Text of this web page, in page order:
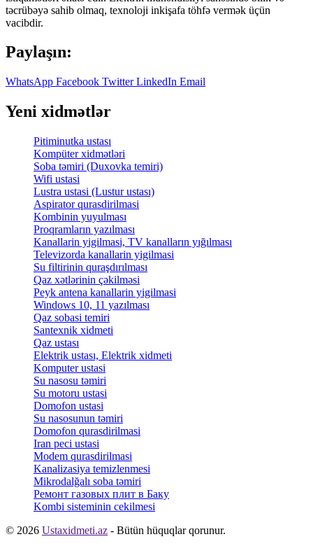
təcrübəyə sahib olmaq, texnoloji inkişafa töhfə vermək üçün
vacibdir.
Paylaşın:
WhatsApp Facebook TwitterLinkedIn Email
Yeni xidmətlər
Pitiminutka ustası
Kompüter xidmətləri
Soba təmiri (Duxovka temiri)
Wifi ustasi
Lustra ustasi (Lustur ustası)
Aspirator qurasdirilmasi
Kombinin yuyulması
Proqramların yazılması
Kanallarin yigilmasi, TV kanalların yığılması
Televizorda kanallarin yigilmasi
Su filtirinin quraşdırılması
Qaz xətlərinin çəkilməsi
Peyk antena kanallarin yigilmasi
Windows 10, 11 yazılması
Qaz sobasi temiri
Santexnik xidmeti
Qaz ustası
Elektrik ustası, Elektrik xidmeti
Komputer ustasi
Su nasosu təmiri
Su motoru ustasi
Domofon ustasi
Su nasosunun təmiri
Domofon qurasdirilmasi
Iran peci ustasi
Modem qurasdirilmasi
Kanalizasiya temizlenmesi
Mikrodalğalı soba təmiri
Ремонт газовых плит в Баку
Kombi sisteminin cekilmesi
© 2026 Ustaxidmeti.az - Bütün hüquqlar qorunur.